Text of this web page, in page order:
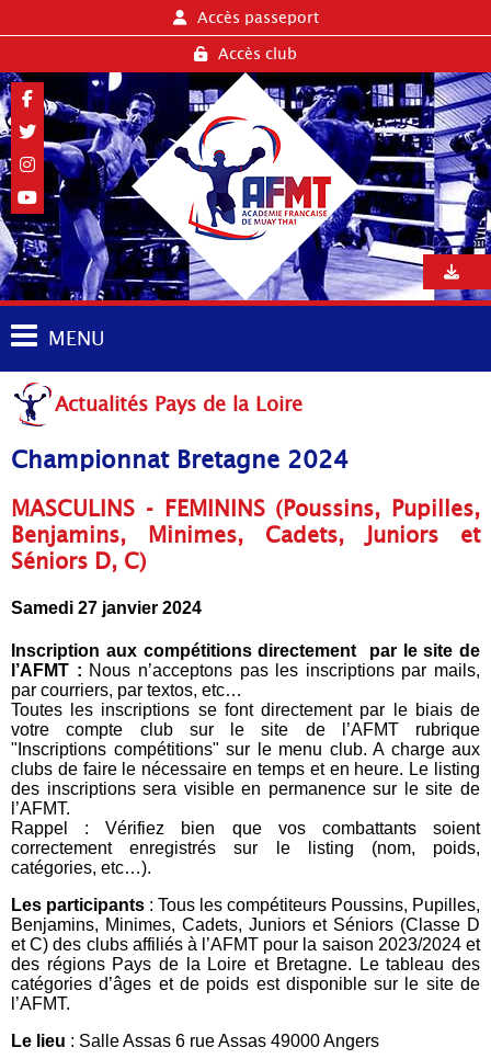
Accès passeport
Accès club
MENU
Actualités Pays de la Loire
Championnat Bretagne 2024
MASCULINS - FEMININS (Poussins, Pupilles,
Benjamins, Minimes, Cadets, Juniors et
Séniors D, C)
Samedi 27 janvier 2024
Inscription aux compétitions directement par le site de
l’AFMT : Nous n’acceptons pas les inscriptions par mails,
par courriers, par textos, etc…
Toutes les inscriptions se font directement par le biais de
votre compte club sur le site de l’AFMT rubrique
"Inscriptions compétitions" sur le menu club. A charge aux
clubs de faire le nécessaire en temps et en heure. Le listing
des inscriptions sera visible en permanence sur le site de
l’AFMT.
Rappel : Vérifiez bien que vos combattants soient
correctement enregistrés sur le listing (nom, poids,
catégories, etc…).
Les participants : Tous les compétiteurs Poussins, Pupilles,
Benjamins, Minimes, Cadets, Juniors et Séniors (Classe D
et C) des clubs affiliés à l’AFMT pour la saison 2023/2024 et
des régions Pays de la Loire et Bretagne. Le tableau des
catégories d’âges et de poids est disponible sur le site de
l’AFMT.
Le lieu : Salle Assas 6 rue Assas 49000 Angers